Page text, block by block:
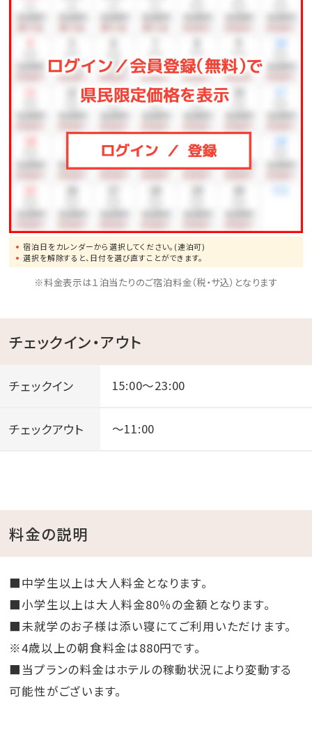
宿泊日をカレンダーから選択してください。(連泊可)
選択を解除すると、日付を選び直すことができます。
※料金表示は１泊当たりのご宿泊料金（税・サ込）となります
チェックイン・アウト
チェックイン 15:00～23:00
チェックアウト ～11:00
料金の説明
■中学生以上は大人料金となります。
■小学生以上は大人料金80％の金額となります。
■未就学のお子様は添い寝にてご利用いただけます。
※4歳以上の朝食料金は880円です。
■当プランの料金はホテルの稼動状況により変動する
可能性がございます。